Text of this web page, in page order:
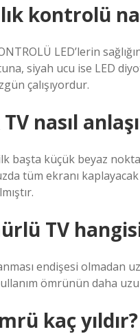
kontrolü
LED’lerin
siyah ucu ise LED
çalışıyordur.
nasıl
ilk başta küçük beyaz
tüm ekranı kaplayacak
TV
endişesi
ömrünün daha
kaç yıldır?